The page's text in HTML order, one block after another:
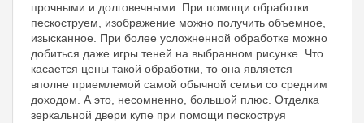
прочными и долговечными. При помощи обработки
пескоструем, изображение можно получить объемное,
изысканное. При более усложненной обработке можно
добиться даже игры теней на выбранном рисунке. Что
касается цены такой обработки, то она является
вполне приемлемой самой обычной семьи со средним
доходом. А это, несомненно, большой плюс. Отделка
зеркальной двери купе при помощи пескоструя